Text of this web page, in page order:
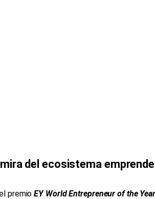
del ecosistema
premioEY World Entrepreneur of the